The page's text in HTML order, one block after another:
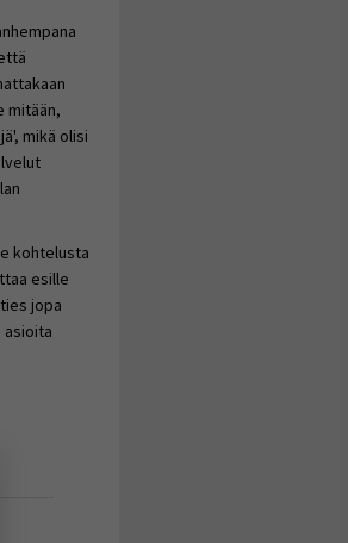
mitään,
mikä olisi
kohtelusta
esille
jopa
asioita